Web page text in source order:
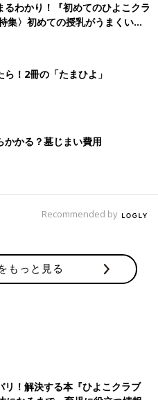
るわかり！『初めてのひよこクラ
集〉初めての授乳がうまくい
クの基本と夏のトラブル 解決テ
！2冊の「たまひよ」
かかる？墓じまい費用
Recommended by
もっと見る
リ！解決する本『ひよこクラブ